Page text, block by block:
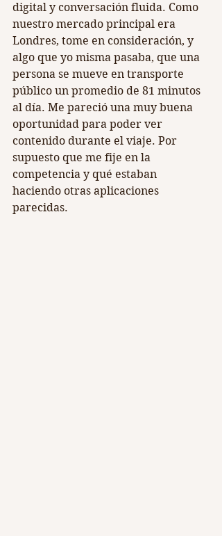
digital y conversación fluida. Como
nuestro mercado principal era
Londres, tome en consideración, y
algo que yo misma pasaba, que una
persona se mueve en transporte
público un promedio de 81 minutos
al día. Me pareció una muy buena
oportunidad para poder ver
contenido durante el viaje. Por
supuesto que me fije en la
competencia y qué estaban
haciendo otras aplicaciones
parecidas.